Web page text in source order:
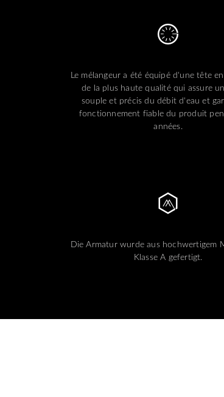
Le mélangeur a été équipé d'une tête
de la plus haute qualité qui assure
souple et précis du débit d'eau et
fonctionnement fiable du produit
années.
Die Armatur wurde aus hochwertigem
Klasse A gefertigt.